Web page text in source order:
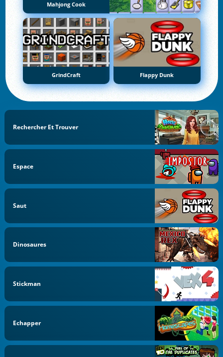
Mahjong Cook
GrindCraft Flappy Dunk
Rechercher Et Trouver
Espace
Saut
Dinosaures
Stickman
Echapper